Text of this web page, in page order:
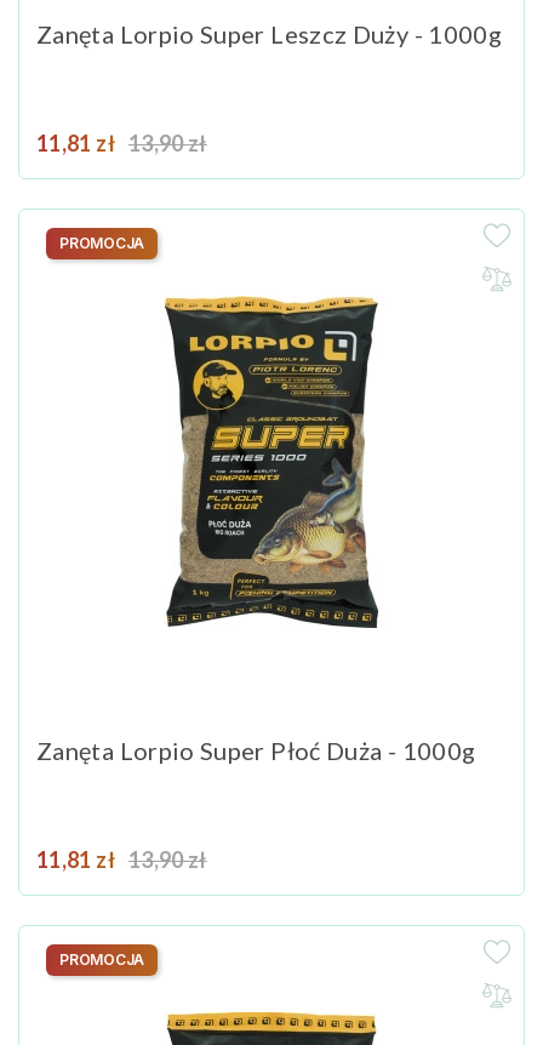
Zanęta Lorpio Super Leszcz Duży - 1000g
Cena
11,81 zł Cena podstawowa
13,90 zł
Zanęta Lorpio Super Płoć Duża - 1000g
Cena
11,81 zł Cena podstawowa
13,90 zł
PROMOCJA
PROMOCJA